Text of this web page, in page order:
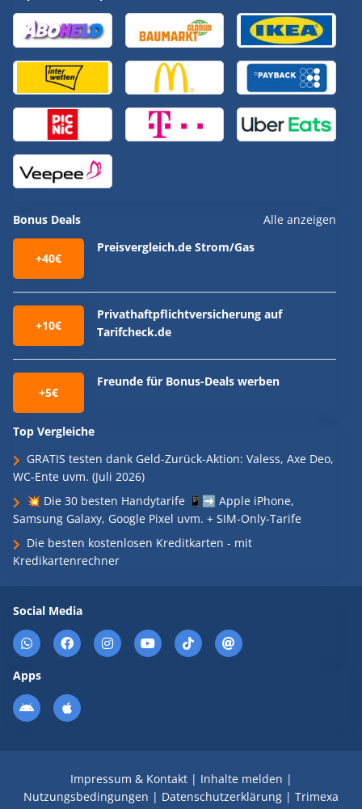
Bonus Deals Alle anzeigen
+40€
Preisvergleich.de Strom/Gas
+10€
Privathaftpflichtversicherung auf
Tarifcheck.de
+5€
Freunde für Bonus-Deals werben
Top Vergleiche
GRATIS testen dank Geld-Zurück-Aktion: Valess, Axe Deo,
WC-Ente uvm. (Juli 2026)
💥 Die 30 besten Handytarife 📱➡️ Apple iPhone,
Samsung Galaxy, Google Pixel uvm. + SIM-Only-Tarife
Die besten kostenlosen Kreditkarten - mit
Kredikartenrechner
Social Media
Apps
Impressum & Kontakt| Inhalte melden |
Nutzungsbedingungen | Datenschutzerklärung | Trimexa